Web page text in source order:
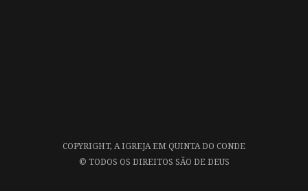
COPYRIGHT, A IGREJA EM QUINTA DO CONDE
© TODOS OS DIREITOS SÃO DE DEUS